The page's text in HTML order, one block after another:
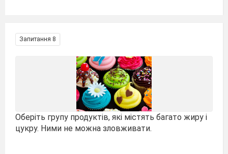
Запитання 8
Оберіть групу продуктів, які містять багато жиру і
цукру. Ними не можна зловживати.